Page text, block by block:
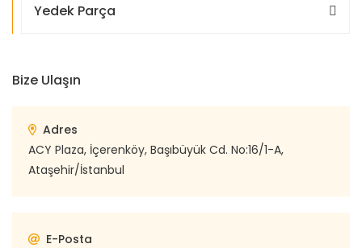
Yedek Parça
Bize Ulaşın
Adres
ACY Plaza, İçerenköy, Başıbüyük Cd. No:16/1-A,
Ataşehir/İstanbul
E-Posta